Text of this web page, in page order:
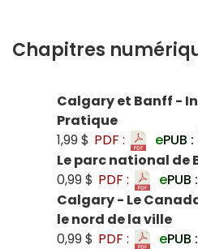
Chapitres
Calgary et Banff -
Pratique
1,99 $ PDF : ePUB :
Le parc national de
0,99 $ PDF : ePUB :
Calgary - Le
le nord de la ville
0,99 $ PDF : ePUB :